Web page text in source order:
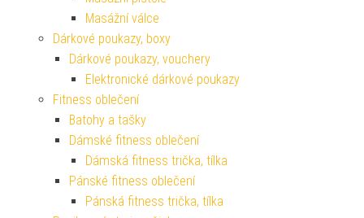
Masážní válce
Dárkové poukazy, boxy
Dárkové poukazy, vouchery
Elektronické dárkové poukazy
Fitness oblečení
Batohy a tašky
Dámské fitness oblečení
Dámská fitness trička, tílka
Pánské fitness oblečení
Pánská fitness trička, tílka